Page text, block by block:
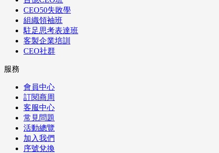
CEO50失敗學
組織領袖班
駐足思考表達班
客製企業培訓
CEO社群
服務
會員中心
訂閱商周
客服中心
常見問題
活動總覽
加入我們
序號兌換